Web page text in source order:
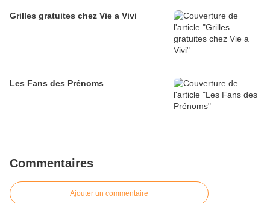
Grilles gratuites chez Vie a Vivi
Les Fans des Prénoms
Commentaires
Ajouter un commentaire